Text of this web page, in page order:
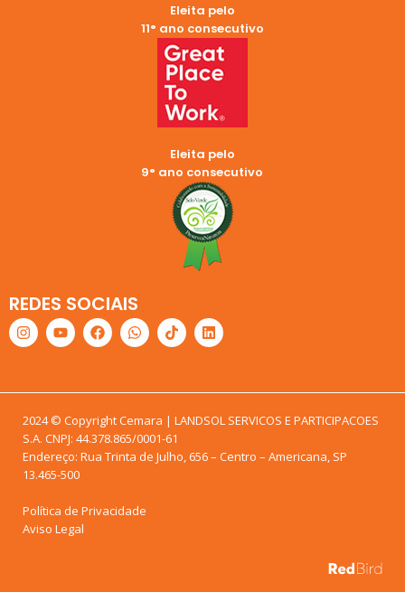
Eleita pelo
11° ano consecutivo
Eleita pelo
9° ano consecutivo
REDES SOCIAIS
2024 © Copyright Cemara | LANDSOL SERVICOS E PARTICIPACOES
S.A. CNPJ: 44.378.865/0001-61
Endereço: Rua Trinta de Julho, 656 – Centro – Americana, SP
13.465-500
Política de Privacidade
Aviso Legal